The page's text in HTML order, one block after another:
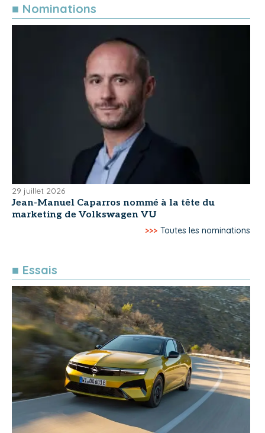
■ Nominations
29 juillet 2026
Jean-Manuel Caparros nommé à la tête du
marketing de Volkswagen VU
>>> Toutes les nominations
■ Essais